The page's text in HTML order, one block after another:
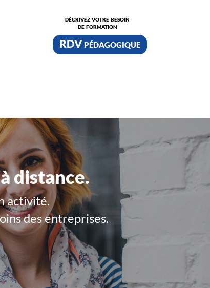
décrivez votre besoin
de formation
RDV pédagogique
distance.
activité.
des entreprises.